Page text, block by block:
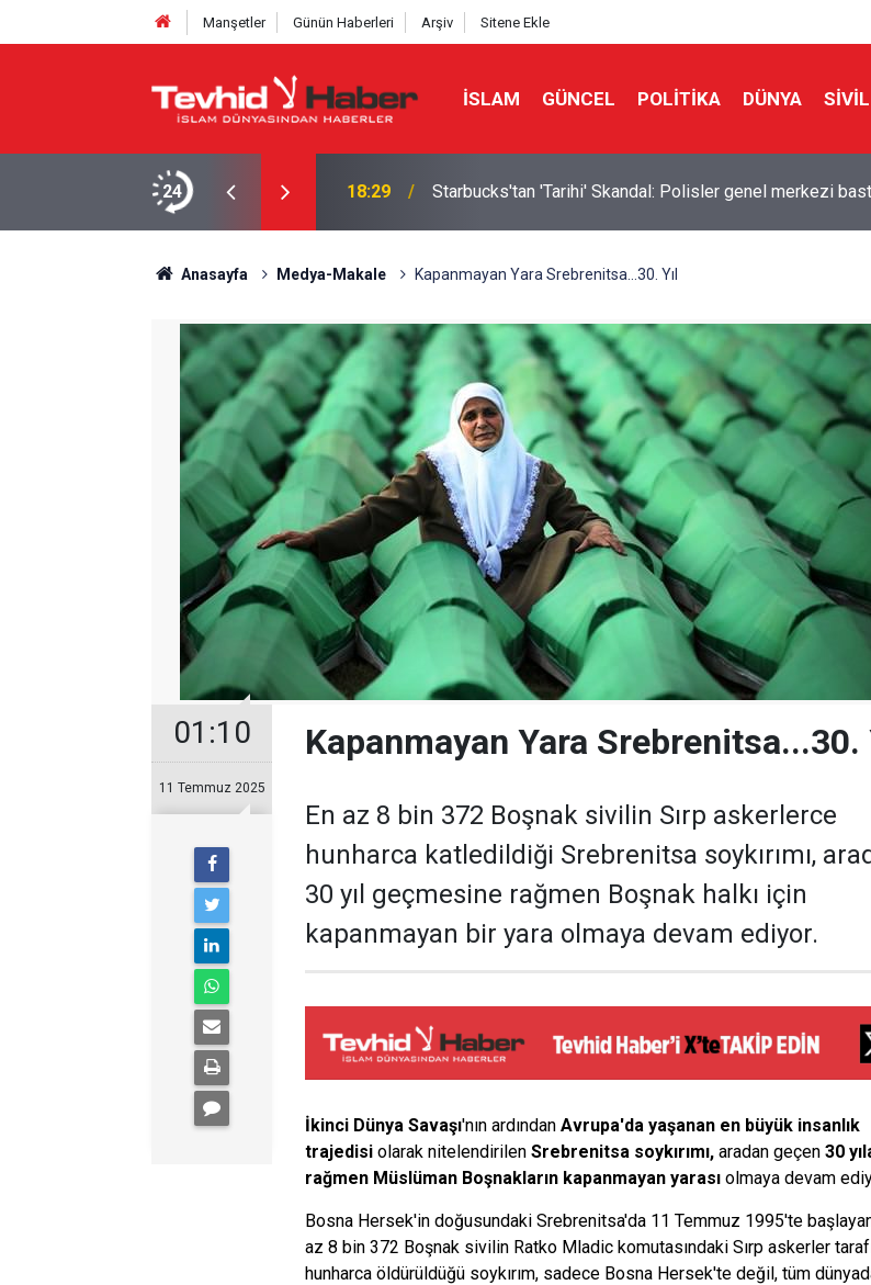
Manşetler Günün Haberleri Arşiv Sitene Ekle
İSLAM GÜNCEL POLITIKA DÜNYA
24
yeni bir marka ismi buldu! 18:29 Starbucks'tan 'Tarihi' Skandal: Polisler genel merkezi
Anasayfa Medya-Makale Kapanmayan Yara Srebrenitsa...30. Yıl
01:10
11 Temmuz 2025
Kapanmayan Yara Srebrenitsa...30.
En az 8 bin 372 Boşnak sivilin Sırp askerlerce
hunharca katledildiği Srebrenitsa soykırımı,
30 yıl geçmesine rağmen Boşnak halkı için
kapanmayan bir yara olmaya devam ediyor.
İkinci Dünya Savaşı'nın ardından Avrupa'da yaşanan en büyük insanlık
trajedisi olarak nitelendirilen Srebrenitsa soykırımı, aradan geçen 30
rağmen Müslüman Boşnakların kapanmayan yarası olmaya devam
Bosna Hersek'in doğusundaki Srebrenitsa'da 11 Temmuz 1995'te
az 8 bin 372 Boşnak sivilin Ratko Mladic komutasındaki Sırp askerler
hunharca öldürüldüğü soykırım, sadece Bosna Hersek'te değil, tüm